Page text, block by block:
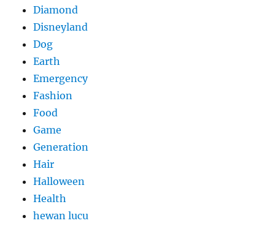
Diamond
Disneyland
Dog
Earth
Emergency
Fashion
Food
Game
Generation
Hair
Halloween
Health
hewan lucu